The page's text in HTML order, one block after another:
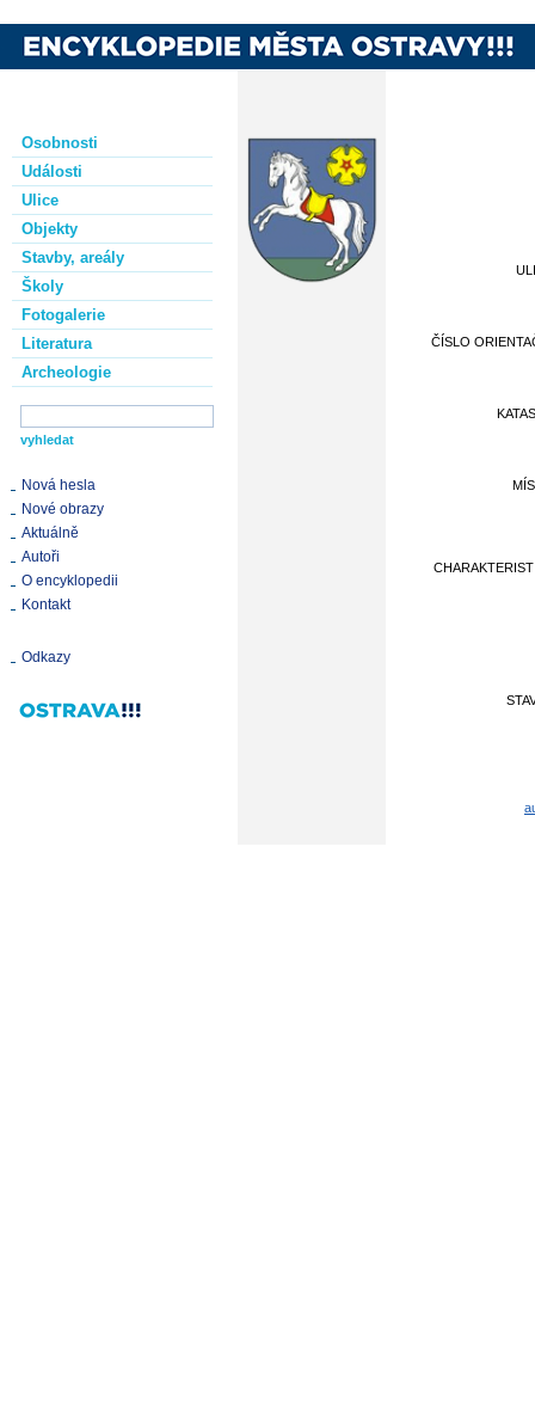
Osobnosti
Události
Ulice
Objekty
Stavby, areály
Školy
Fotogalerie
Literatura
Archeologie
Nová hesla
Nové obrazy
Aktuálně
Autoři
O encyklopedii
Kontakt
Odkazy
ČÍSLO